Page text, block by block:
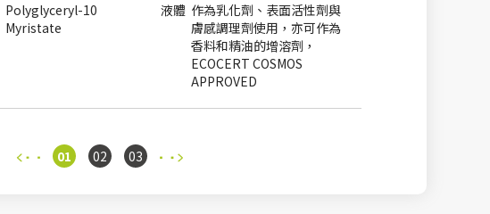
Polyglyceryl-10
Myristate
液體 作為乳化劑、表面活性劑與
膚感調理劑使用，亦可作為
香料和精油的增溶劑，
ECOCERT COSMOS
APPROVED
01 02 03